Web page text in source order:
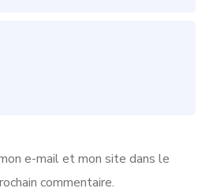
e-mail et mon site dans le
commentaire.